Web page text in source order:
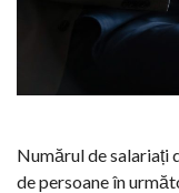
Numărul de salariați
de persoane în